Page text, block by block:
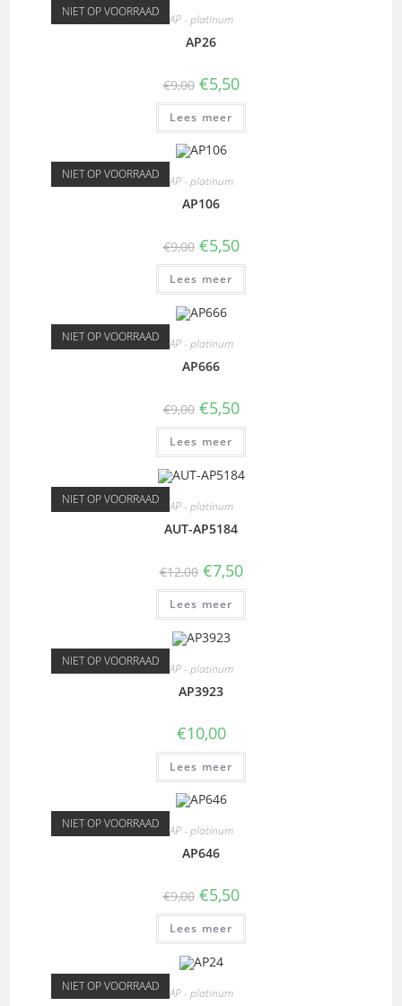
NIET OP VOORRAAD AP - platinum
AP26
€9,00 €5,50
Lees meer
NIET OP VOORRAAD AP - platinum
AP106
€9,00 €5,50
Lees meer
NIET OP VOORRAAD AP - platinum
AP666
€9,00 €5,50
Lees meer
NIET OP VOORRAAD AP - platinum
AUT-AP5184
€12,00 €7,50
Lees meer
NIET OP VOORRAAD AP - platinum
AP3923
€10,00
Lees meer
NIET OP VOORRAAD AP - platinum
AP646
€9,00 €5,50
Lees meer
NIET OP VOORRAAD AP - platinum